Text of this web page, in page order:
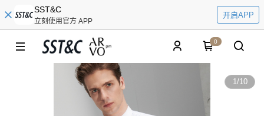
SST&C
立刻使用官方 APP
开启APP
0
1/10